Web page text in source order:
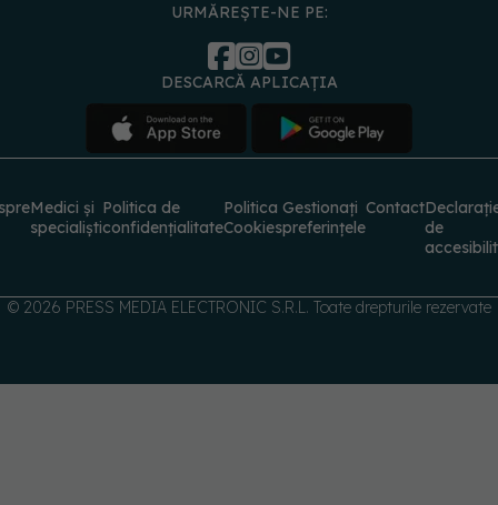
URMĂREȘTE-NE PE:
DESCARCĂ APLICAȚIA
Medici și
specialiști
Politica de
confidențialitate
Politica
Cookies
Gestionați
preferințele
Contact
de
© 2026 PRESS MEDIA ELECTRONIC S.R.L. Toate drepturile rezervate